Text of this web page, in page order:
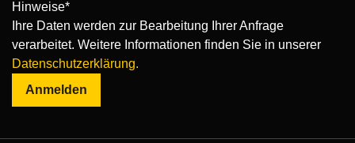
Hinweise*
Ihre Daten werden zur Bearbeitung Ihrer Anfrage
verarbeitet. Weitere Informationen finden Sie in unserer
Datenschutzerklärung.
Anmelden